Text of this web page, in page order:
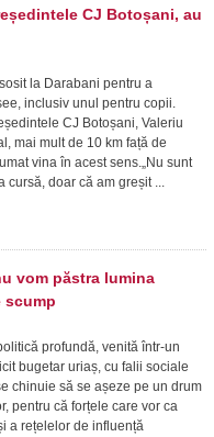
CJ Botoșani, au
la Darabani pentru a
inclusiv unul pentru copii.
CJ Botoșani, Valeriu
mai mult de 10 km față de
vina în acest sens.„Nu sunt
cursă, doar că am greșit ...
vom păstra lumina
scump
profundă, venită într-un
bugetar uriaș, cu falii sociale
chinuie să se așeze pe un drum
pentru că forțele care vor ca
a rețelelor de influență